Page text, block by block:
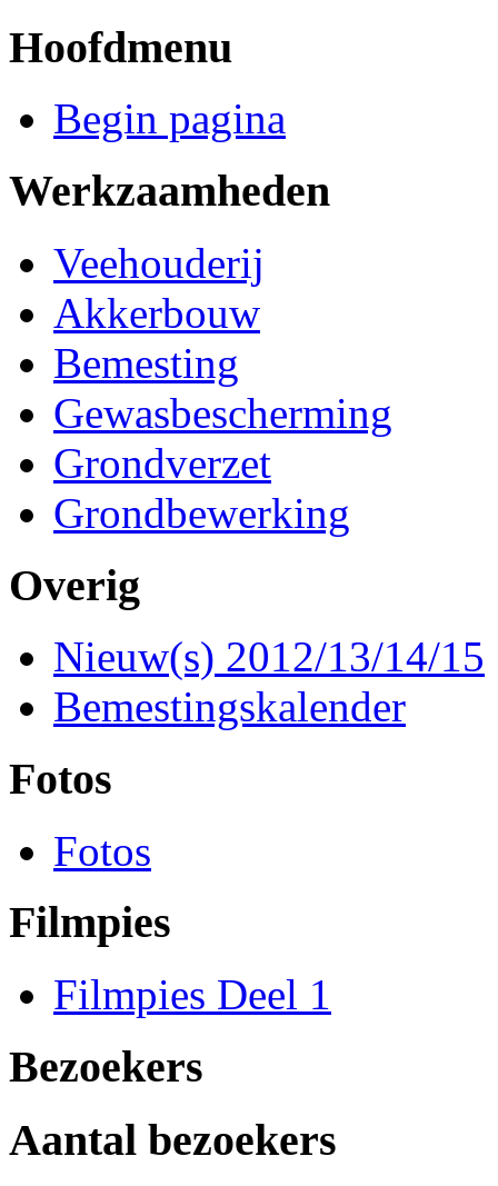
Hoofdmenu
Begin pagina
Werkzaamheden
Veehouderij
Akkerbouw
Bemesting
Gewasbescherming
Grondverzet
Grondbewerking
Overig
Nieuw(s) 2012/13/14/15
Bemestingskalender
Fotos
Fotos
Filmpies
Filmpies Deel 1
Bezoekers
Aantal bezoekers